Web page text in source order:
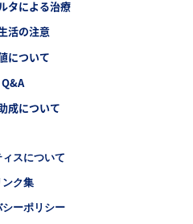
タによる治療
活の注意
について
Q&A
成について
スについて
ンク集
ーポリシー